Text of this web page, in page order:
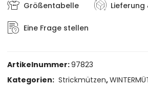
Größentabelle Lieferung
Eine Frage stellen
Artikelnummer:97823
Kategorien: Strickmützen,